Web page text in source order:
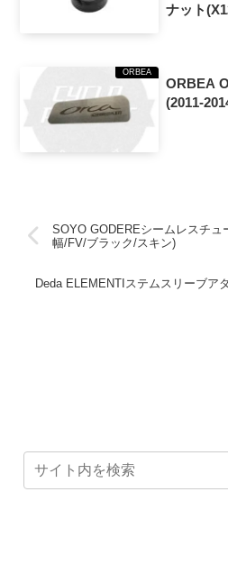
ナット
ORBEA
ORBEA
(2011-
SOYO GODEREシームレスチュ
幅/FV/ブラック/スキン)
Deda ELEMENTIステムスリーブア